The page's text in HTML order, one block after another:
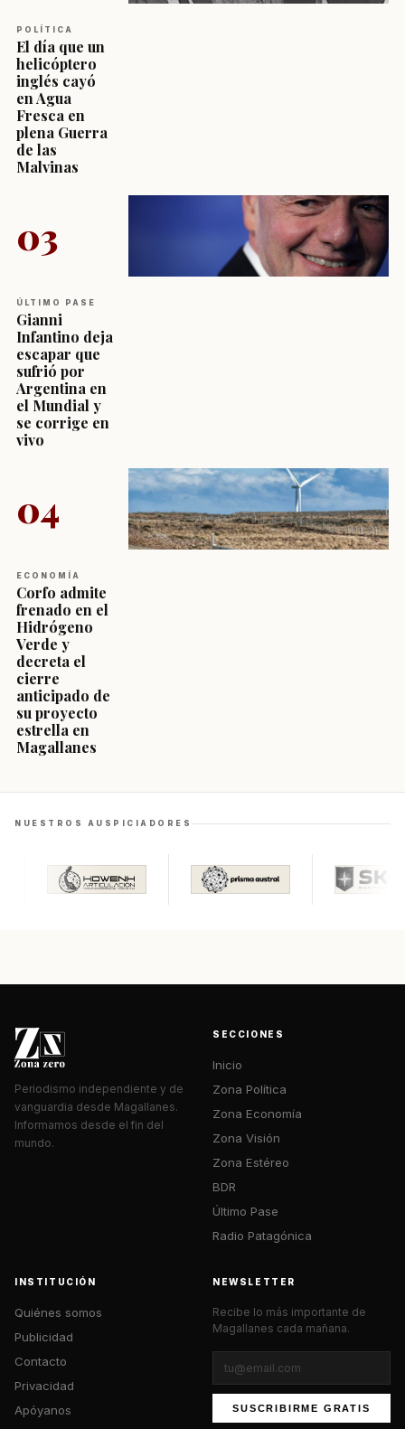
POLÍTICA
El día que un
helicóptero
inglés cayó
en Agua
Fresca en
plena Guerra
de las
Malvinas
03
ÚLTIMO PASE
Gianni
Infantino deja
escapar que
sufrió por
Argentina en
el Mundial y
se corrige en
vivo
04
ECONOMÍA
Corfo admite
frenado en el
Hidrógeno
Verde y
decreta el
cierre
anticipado de
su proyecto
estrella en
Magallanes
NUESTROS AUSPICIADORES
Periodismo independiente y de
vanguardia desde Magallanes.
Informamos desde el fin del
mundo.
SECCIONES
Inicio
Zona Política
Zona Economía
Zona Visión
Zona Estéreo
BDR
Último Pase
Radio Patagónica
INSTITUCIÓN
Quiénes somos
Publicidad
Contacto
Privacidad
Apóyanos
NEWSLETTER
Recibe lo más importante de
Magallanes cada mañana.
SUSCRIBIRME GRATIS